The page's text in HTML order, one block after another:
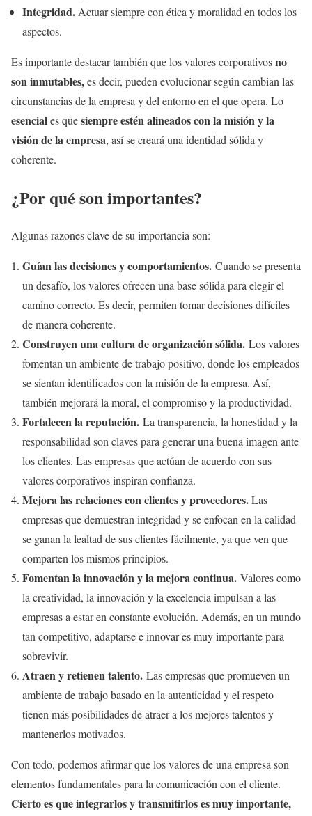
Integridad. Actuar siempre con ética y moralidad en todos los
aspectos.
Es importante destacar también que los valores corporativosno
son inmutables,es decir, pueden evolucionar según cambian las
circunstancias de la empresa y del entorno en el que opera. Lo
esenciales quesiempre estén alineados con la misión y la
visión de la empresa, así se creará una identidad sólida y
coherente.
¿Por qué son importantes?
Algunas razones clave de su importancia son:
Guían las decisiones y comportamientos. Cuando se presenta
un desafío, los valores ofrecen una base sólida para elegir el
camino correcto. Es decir, permiten tomar decisiones difíciles
de manera coherente.
Construyen una cultura de organización sólida. Los valores
fomentan un ambiente de trabajo positivo, donde los empleados
se sientan identificados con la misión de la empresa. Así,
también mejorará la moral, el compromiso y la productividad.
Fortalecen la reputación. La transparencia, la honestidad y la
responsabilidad son claves para generar una buena imagen ante
los clientes. Las empresas que actúan de acuerdo con sus
valores corporativos inspiran confianza.
Mejora las relaciones con clientes y proveedores.Las
empresas que demuestran integridad y se enfocan en la calidad
se ganan la lealtad de sus clientes fácilmente, ya que ven que
comparten los mismos principios.
Fomentan la innovación y la mejora continua. Valores como
la creatividad, la innovación y la excelencia impulsan a las
empresas a estar en constante evolución. Además, en un mundo
tan competitivo, adaptarse e innovar es muy importante para
sobrevivir.
Atraen y retienen talento. Las empresas que promueven un
ambiente de trabajo basado en la autenticidad y el respeto
tienen más posibilidades de atraer a los mejores talentos y
mantenerlos motivados.
Con todo, podemos afirmar que los valores de una empresa son
elementos fundamentales para la comunicación con el cliente.
Cierto es que integrarlos y transmitirlos es muy importante,